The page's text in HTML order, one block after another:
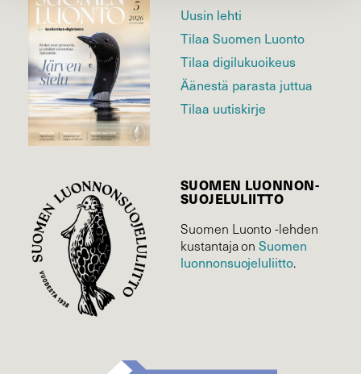
Uusin lehti
Tilaa Suomen Luonto
Tilaa digilukuoikeus
Äänestä parasta juttua
Tilaa uutiskirje
SUOMEN LUONNON­
SUOJELU­LIITTO
Suomen Luonto -lehden
kustantaja onSuomen
luonnonsuojelu­liitto.